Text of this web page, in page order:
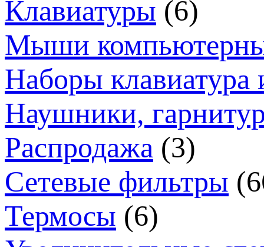
Клавиатуры (6)
Мыши
Наборы
Наушники,
Распродажа (3)
Сетевые фильтры
Термосы (6)